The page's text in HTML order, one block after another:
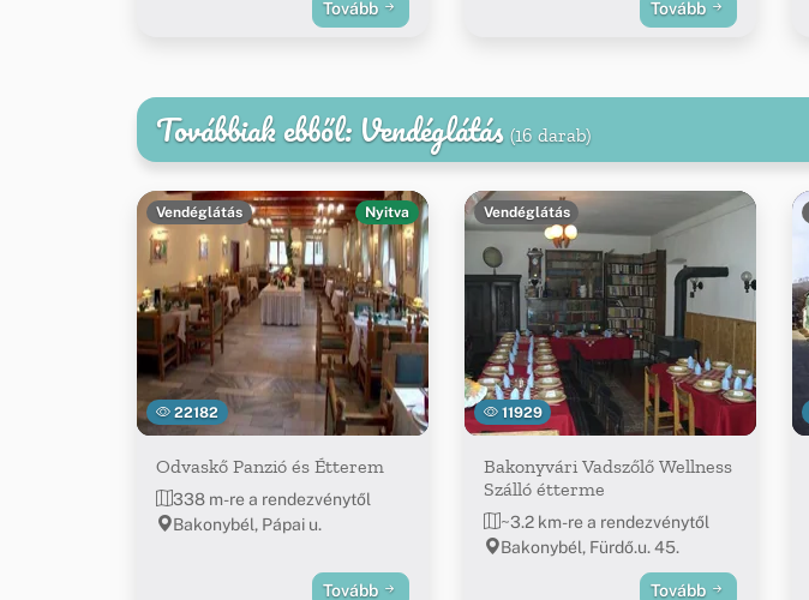
Tovább Tovább
Továbbiak ebből: Vendéglátás (16 darab)
22182
Vendéglátás Nyitva
Odvaskő Panzió és Étterem
338 m-re a rendezvénytől
Bakonybél, Pápai u.
Tovább
11929
Vendéglátás
Bakonyvári Vadszőlő Wellness
Szálló étterme
~3.2 km-re a rendezvénytől
Bakonybél, Fürdő.u. 45.
Tovább